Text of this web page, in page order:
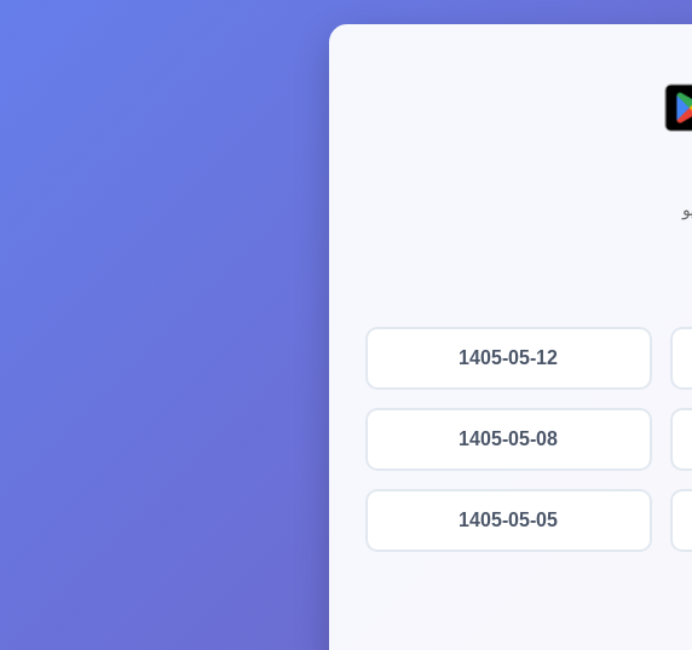
1405-05-12
1405-05-08
1405-05-05